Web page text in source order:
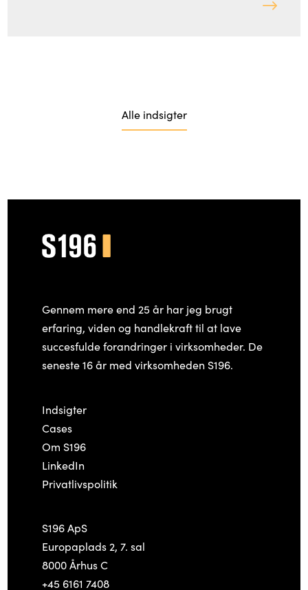
Alle indsigter
Gennem mere end 25 år har jeg brugt
erfaring, viden og handlekraft til at lave
succesfulde forandringer i virksomheder. De
seneste 16 år med virksomheden S196.
Indsigter
Cases
Om S196
LinkedIn
Privatlivspolitik
S196 ApS
Europaplads 2, 7. sal
8000 Århus C
+45 6161 7408